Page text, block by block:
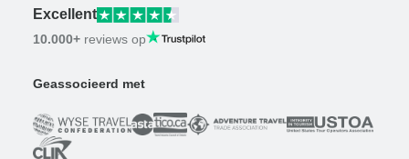
Excellent
10.000+ reviews op
Geassocieerd met